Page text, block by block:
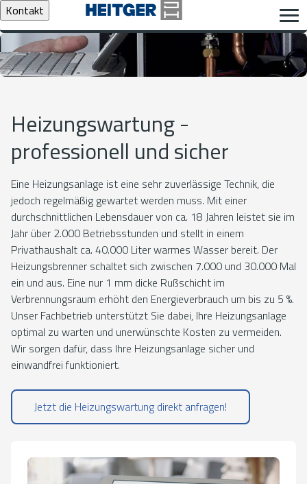
Kontakt
Heizungswartung -
professionell und sicher
Eine Heizungsanlage ist eine sehr zuverlässige Technik, die
jedoch regelmäßig gewartet werden muss. Mit einer
durchschnittlichen Lebensdauer von ca. 18 Jahren leistet sie im
Jahr über 2.000 Betriebsstunden und stellt in einem
Privathaushalt ca. 40.000 Liter warmes Wasser bereit. Der
Heizungsbrenner schaltet sich zwischen 7.000 und 30.000 Mal
ein und aus. Eine nur 1 mm dicke Rußschicht im
Verbrennungsraum erhöht den Energieverbrauch um bis zu 5 %.
Unser Fachbetrieb unterstützt Sie dabei, Ihre Heizungsanlage
optimal zu warten und unerwünschte Kosten zu vermeiden.
Wir sorgen dafür, dass Ihre Heizungsanlage sicher und
einwandfrei funktioniert.
Jetzt die Heizungswartung direkt anfragen!